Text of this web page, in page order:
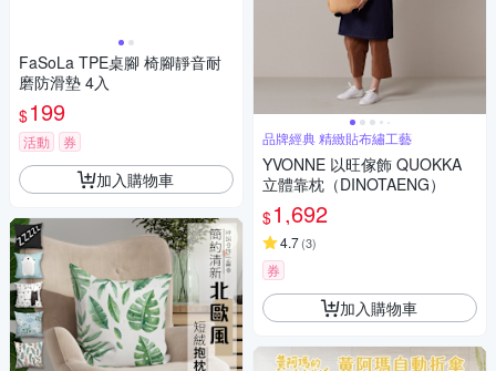
FaSoLa TPE桌腳 椅腳靜音耐
磨防滑墊 4入
$199
活動 券
加入購物車
品牌經典 精緻貼布繡工藝
YVONNE 以旺傢飾 QUOKKA
立體靠枕（DINOTAENG）
$1,692
4.7(3)
券
加入購物車